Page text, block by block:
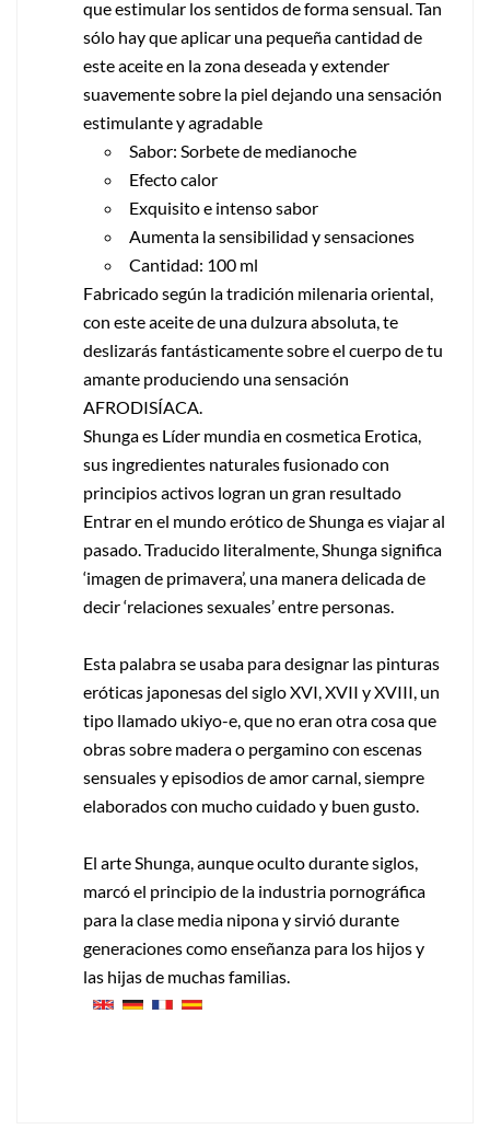
que estimular los sentidos de forma sensual. Tan
sólo hay que aplicar una pequeña cantidad de
este aceite en la zona deseada y extender
suavemente sobre la piel dejando una sensación
estimulante y agradable
Sabor: Sorbete de medianoche
Efecto calor
Exquisito e intenso sabor
Aumenta la sensibilidad y sensaciones
Cantidad: 100 ml
Fabricado según la tradición milenaria oriental,
con este aceite de una dulzura absoluta, te
deslizarás fantásticamente sobre el cuerpo de tu
amante produciendo una sensación
AFRODISÍACA.
Shunga es Líder mundia en cosmetica Erotica,
sus ingredientes naturales fusionado con
principios activos logran un gran resultado
Entrar en el mundo erótico de Shunga es viajar al
pasado. Traducido literalmente, Shunga significa
‘imagen de primavera’, una manera delicada de
decir ‘relaciones sexuales’ entre personas.
Esta palabra se usaba para designar las pinturas
eróticas japonesas del siglo XVI, XVII y XVIII, un
tipo llamado ukiyo-e, que no eran otra cosa que
obras sobre madera o pergamino con escenas
sensuales y episodios de amor carnal, siempre
elaborados con mucho cuidado y buen gusto.
El arte Shunga, aunque oculto durante siglos,
marcó el principio de la industria pornográfica
para la clase media nipona y sirvió durante
generaciones como enseñanza para los hijos y
las hijas de muchas familias.